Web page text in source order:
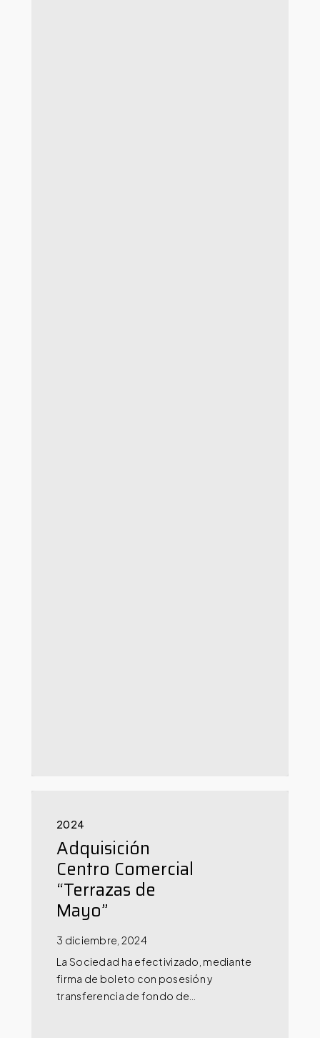
2024
Adquisición
Centro Comercial
“Terrazas de
Mayo”
3 diciembre, 2024
La Sociedad ha efectivizado, mediante
firma de boleto con posesión y
transferencia de fondo de…